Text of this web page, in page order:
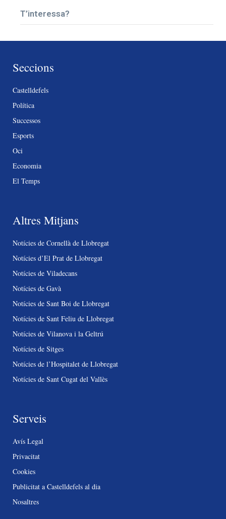
T’interessa?
Seccions
Castelldefels
Política
Successos
Esports
Oci
Economia
El Temps
Altres Mitjans
Notícies de Cornellà de Llobregat
Notícies d’El Prat de Llobregat
Notícies de Viladecans
Notícies de Gavà
Notícies de Sant Boi de Llobregat
Notícies de Sant Feliu de Llobregat
Notícies de Vilanova i la Geltrú
Notícies de Sitges
Notícies de l’Hospitalet de Llobregat
Notícies de Sant Cugat del Vallès
Serveis
Avís Legal
Privacitat
Cookies
Publicitat a Castelldefels al dia
Nosaltres